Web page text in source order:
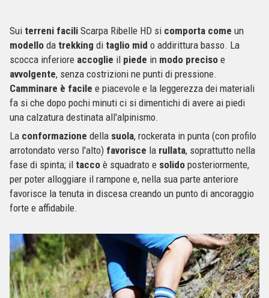
Sui terreni facili Scarpa Ribelle HD si comporta come un
modello da trekking di taglio mid o addirittura basso. La
scocca inferiore accoglie il piede in modo preciso e
avvolgente, senza costrizioni ne punti di pressione.
Camminare è facile e piacevole e la leggerezza dei materiali
fa si che dopo pochi minuti ci si dimentichi di avere ai piedi
una calzatura destinata all'alpinismo.
La conformazione della suola, rockerata in punta (con profilo
arrotondato verso l'alto) favorisce la rullata, soprattutto nella
fase di spinta; il tacco è squadrato e solido posteriormente,
per poter alloggiare il rampone e, nella sua parte anteriore
favorisce la tenuta in discesa creando un punto di ancoraggio
forte e affidabile.